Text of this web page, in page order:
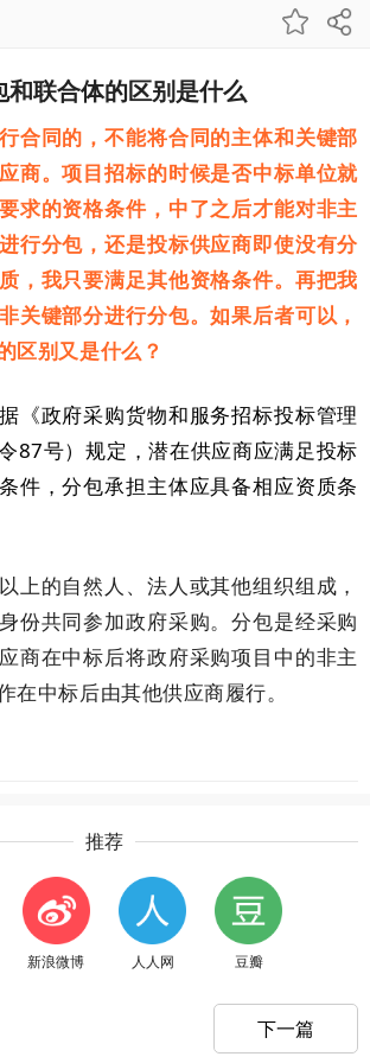
和联合体的区别是什么
合同的，不能将合同的主体和关键部
商。项目招标的时候是否中标单位就
求的资格条件，中了之后才能对非主
行分包，还是投标供应商即使没有分
，我只要满足其他资格条件。再把我
关键部分进行分包。如果后者可以，
区别又是什么？
《政府采购货物和服务招标投标管理
87号）规定，潜在供应商应满足投标
件，分包承担主体应具备相应资质条
上的自然人、法人或其他组织组成，
份共同参加政府采购。分包是经采购
商在中标后将政府采购项目中的非主
在中标后由其他供应商履行。
推荐
新浪微博 人人网 豆瓣
下一篇